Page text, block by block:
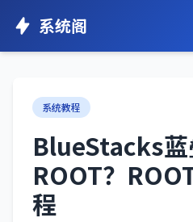
系统阁
系统教程
BlueStacks
ROOT？
程